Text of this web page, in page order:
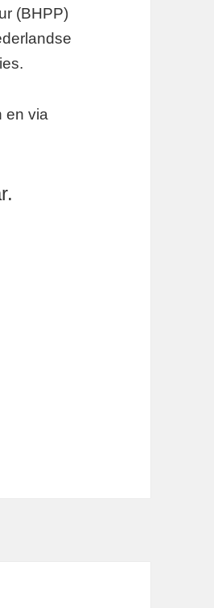
(BHPP)
en via